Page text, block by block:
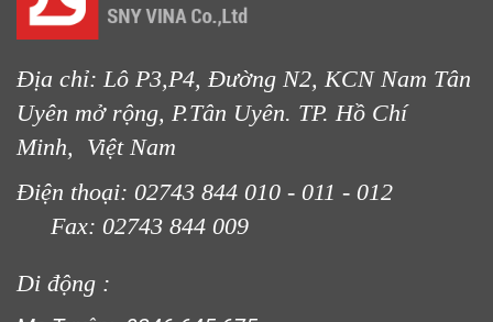
Địa chỉ: Lô P3,P4, Đường N2, KCN Nam Tân
Uyên mở rộng, P.Tân Uyên. TP. Hồ Chí
Minh, Việt Nam
Điện thoại: 02743 844 010 - 011 - 012
Fax: 02743 844 009
Di động :